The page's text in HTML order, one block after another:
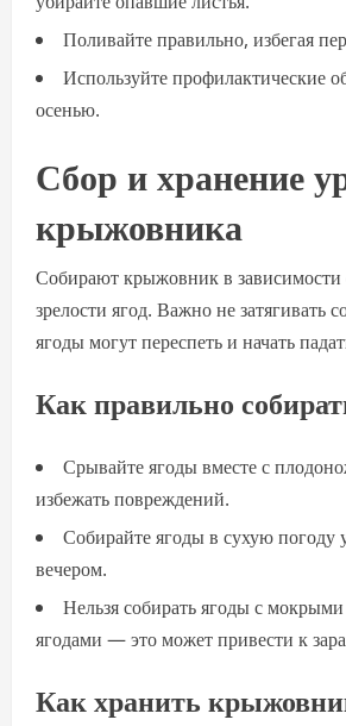
Поливайте правильно, избегая
Используйте профилактические
осенью.
Сбор и хранение
крыжовника
Собирают крыжовник в зависимости
зрелости ягод. Важно не затягивать
ягоды могут переспеть и начать
Как правильно
Срывайте ягоды вместе с
избежать повреждений.
Собирайте ягоды в сухую погоду
вечером.
Нельзя собирать ягоды с
ягодами — это может привести к
Как хранить